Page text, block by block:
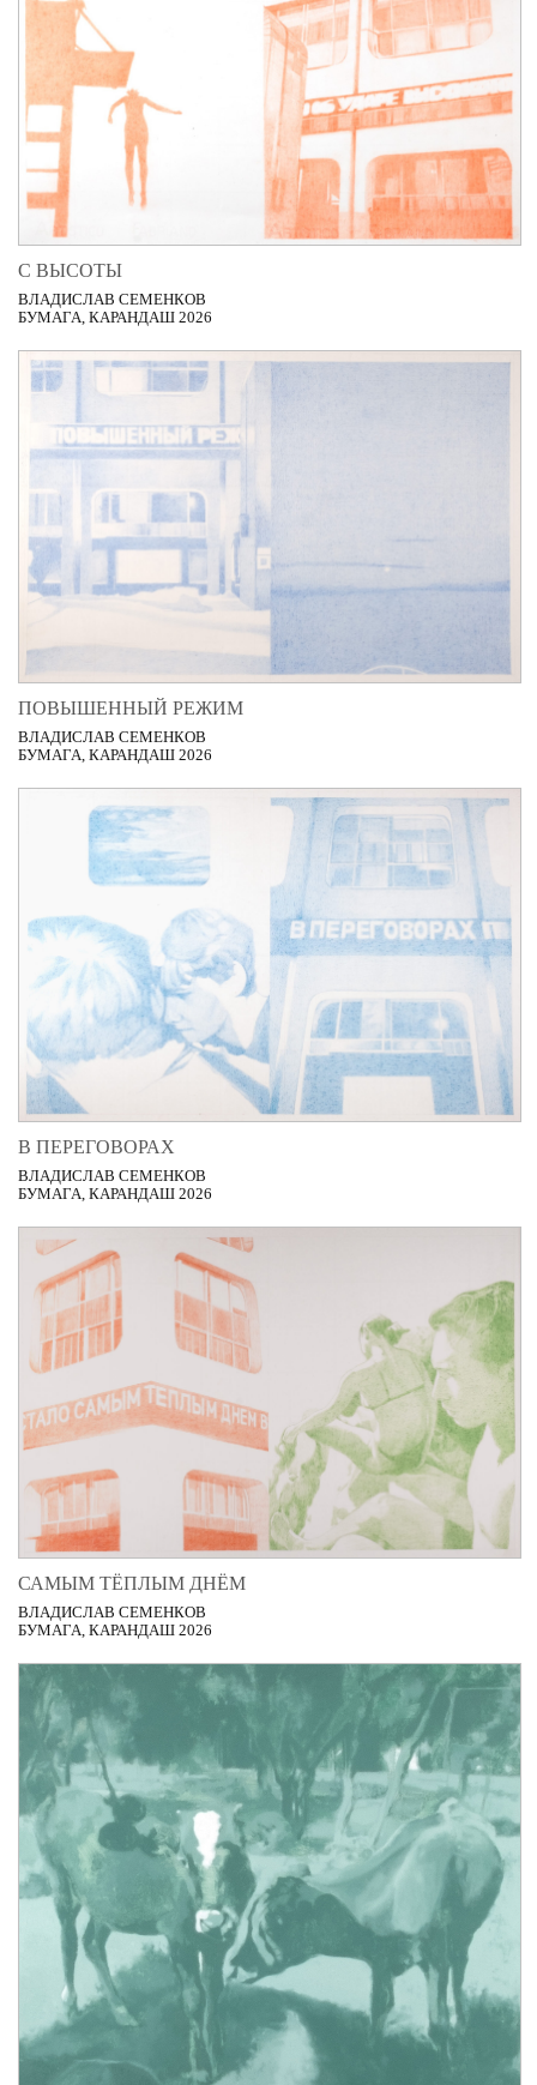
С ВЫСОТЫ
ВЛАДИСЛАВ СЕМЕНКОВ
БУМАГА, КАРАНДАШ 2026
ПОВЫШЕННЫЙ РЕЖИМ
ВЛАДИСЛАВ СЕМЕНКОВ
БУМАГА, КАРАНДАШ 2026
В ПЕРЕГОВОРАХ
ВЛАДИСЛАВ СЕМЕНКОВ
БУМАГА, КАРАНДАШ 2026
САМЫМ ТЁПЛЫМ ДНЁМ
ВЛАДИСЛАВ СЕМЕНКОВ
БУМАГА, КАРАНДАШ 2026